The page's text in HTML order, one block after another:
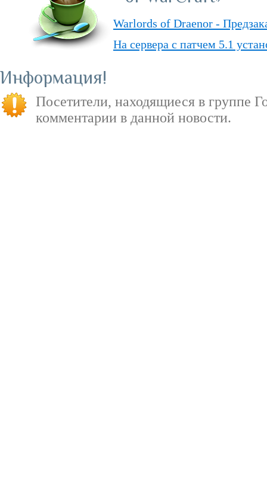
Warlords of Draenor -
На сервера с патчем 5.1
«Душа Дракона» —
Информация
Посетители, находящиеся в группе
комментарии в данной новости.